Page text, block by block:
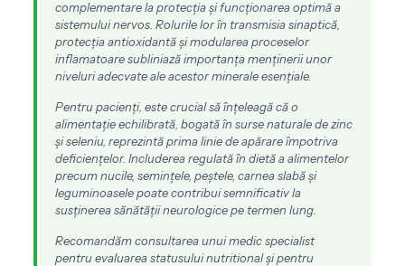
complementare la protecția și funcționarea optimă a
sistemului nervos. Rolurile lor în transmisia sinaptică,
protecția antioxidantă și modularea proceselor
inflamatoare subliniază importanța menținerii unor
niveluri adecvate ale acestor minerale esențiale.
Pentru pacienți, este crucial să înțeleagă că o
alimentație echilibrată, bogată în surse naturale de zinc
și seleniu, reprezintă prima linie de apărare împotriva
deficiențelor. Includerea regulată în dietă a alimentelor
precum nucile, semințele, peștele, carnea slabă și
leguminoasele poate contribui semnificativ la
susținerea sănătății neurologice pe termen lung.
Recomandăm consultarea unui medic specialist
pentru evaluarea statusului nutritional și pentru